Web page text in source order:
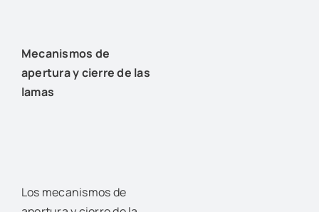
Mecanismos de
apertura y cierre de las
lamas
Los mecanismos de